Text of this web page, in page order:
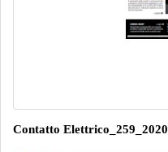
Contatto Elettrico_259_2020